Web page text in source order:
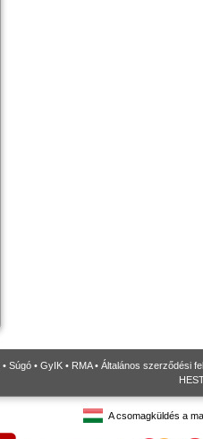
• Súgó • GyIK • RMA• Általános szerződési
A csomagküldés a